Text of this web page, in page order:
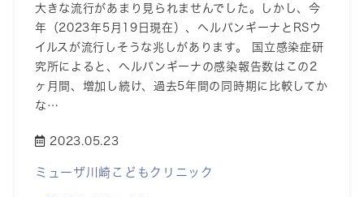
大きな流行があまり見られませんでした。しかし、今
年（2023年5月19日現在）、ヘルパンギーナとRSウ
イルスが流行しそうな兆しがあります。 国立感染症研
究所によると、ヘルパンギーナの感染報告数はこの2
ヶ月間、増加し続け、過去5年間の同時期に比較してか
な…
2023.05.23
ミューザ川崎こどもクリニック